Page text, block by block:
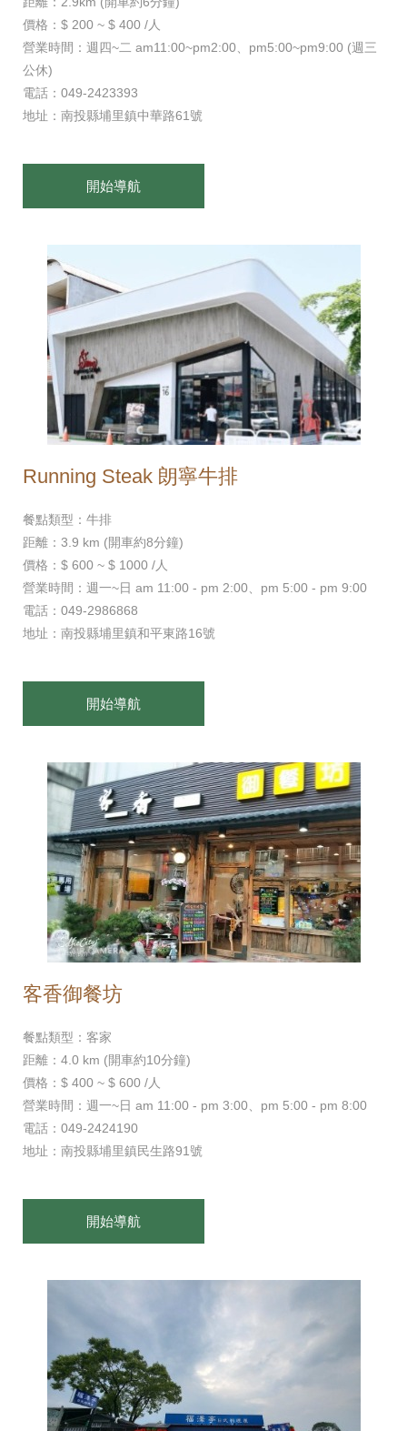
價格：$ 200 ~ $ 400 /人
營業時間：週四~二 am11:00~pm2:00、pm5:00~pm9:00 (週三
公休)
電話：049-2423393
地址：南投縣埔里鎮中華路61號
開始導航
Running Steak 朗寧牛排
餐點類型：牛排
距離：3.9 km (開車約8分鐘)
價格：$ 600 ~ $ 1000 /人
營業時間：週一~日 am 11:00 - pm 2:00、pm 5:00 - pm 9:00
電話：049-2986868
地址：南投縣埔里鎮和平東路16號
開始導航
客香御餐坊
餐點類型：客家
距離：4.0 km (開車約10分鐘)
價格：$ 400 ~ $ 600 /人
營業時間：週一~日 am 11:00 - pm 3:00、pm 5:00 - pm 8:00
電話：049-2424190
地址：南投縣埔里鎮民生路91號
開始導航